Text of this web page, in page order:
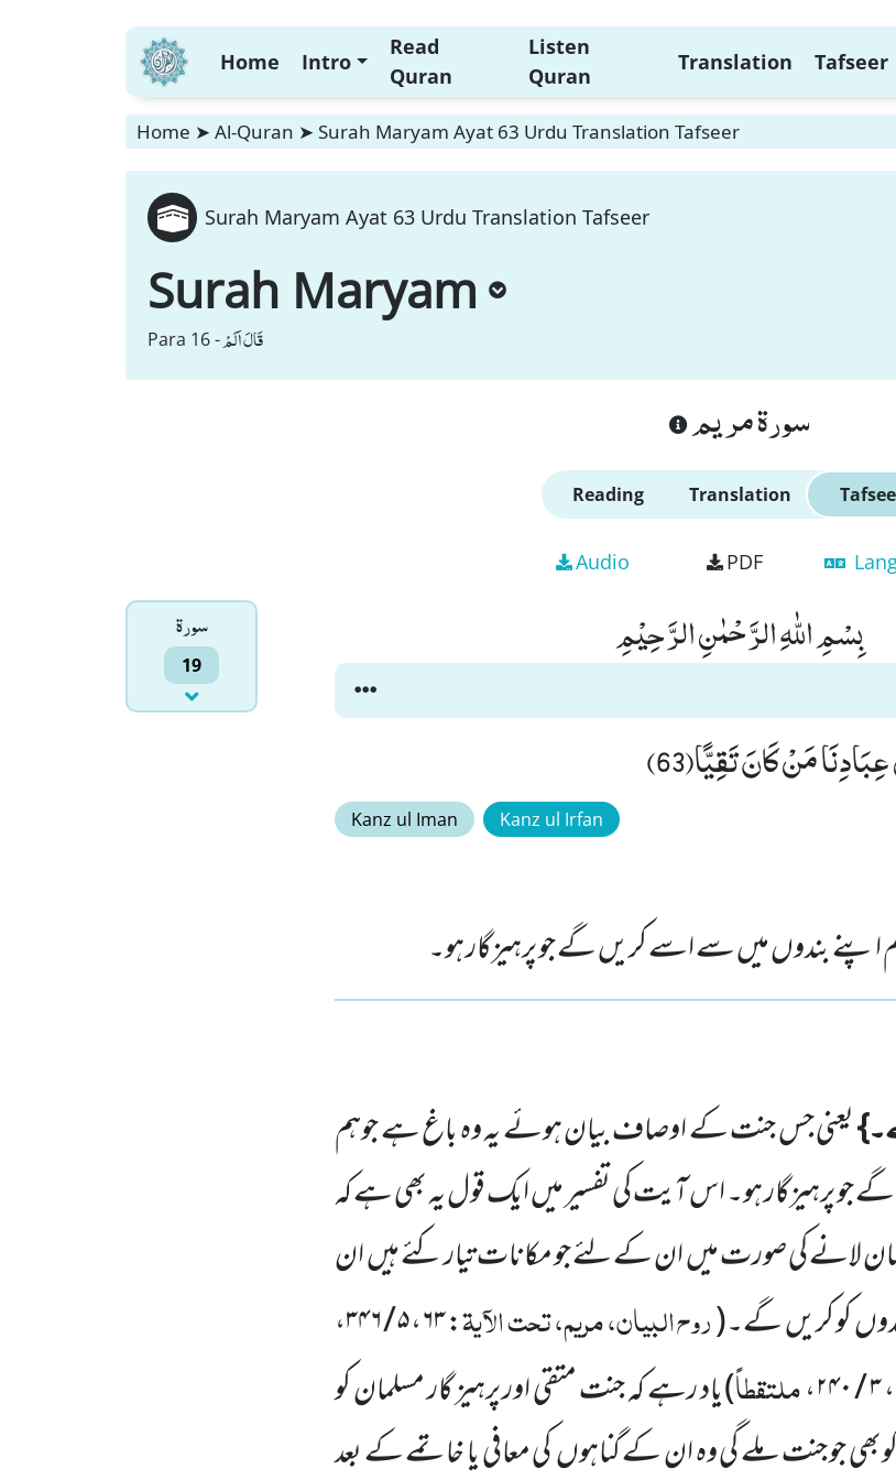
Home Intro
Read
Quran
Listen
Quran
Translation Tafseer
Home ➤ Al-Quran ➤ Surah Maryam Ayat 63 Urdu Translation Tafseer
Surah Maryam Ayat 63 Urdu Translation Tafseer
Surah Maryam
Para 16 -قَالَ اَلَمْ
سورة مريم
Reading Translation
Audio PDF
سورۃ
19
بِسْمِ اللّٰهِ الرَّحْمٰنِ الرَّحِیْمِ
مَنْ كَانَ تَقِیًّا(63)
Kanz ul Iman Kanz ul Irfan
بندوں میں سے اسے کریں گے جو پرہیزگار ہو۔
یعنی جس جنت کے اوصاف بیان ہوئے یہ وہ باغ ہے جوہم
جو پرہیزگار ہو۔ اس آیت کی تفسیر میں ایک قول یہ بھی ہے کہ
لانے کی صورت میں ان کے لئے جو مکانات تیار کئے ہیں ان
کو کریں گے۔(روح البیان، مریم، تحت الآیۃ:۶۳،۵ / ۳۴۶
،
،۳ / ۲۴۰ ،ملتقطاً) یاد رہے کہ جنت متقی اور پرہیز گار مسلمان کو
جو جنت ملے گی وہ ان کے گناہوں کی معافی یا خاتمے کے بعد